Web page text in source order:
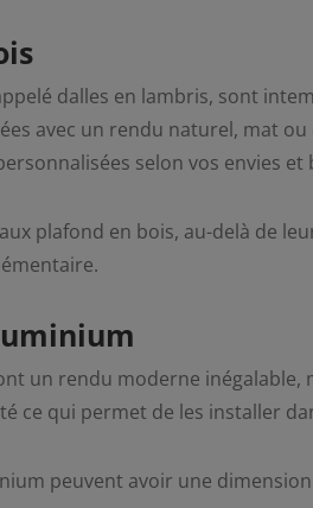
dalles en lambris, sont
avec un rendu naturel, mat
selon vos envies et
plafond en bois, au-delà de
un rendu moderne inégalable,
ce qui permet de les installer
peuvent avoir une